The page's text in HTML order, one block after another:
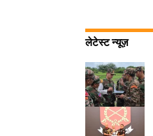
लेटेस्ट न्यूज़